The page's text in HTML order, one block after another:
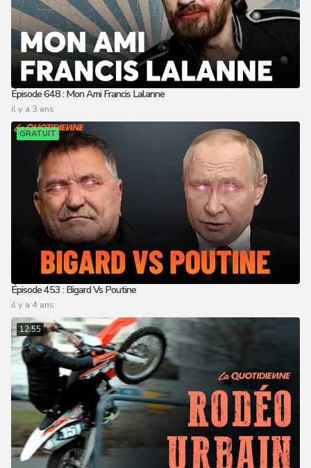
Épisode 648 : Mon Ami Francis Lalanne
il y a 3 ans
GRATUIT
Épisode 453 : Bigard Vs Poutine
il y a 4 ans
12:55